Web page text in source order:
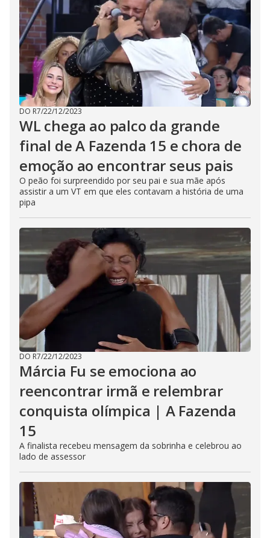
DO R7/22/12/2023
WL chega ao palco da grande
final de A Fazenda 15 e chora de
emoção ao encontrar seus pais
O peão foi surpreendido por seu pai e sua mãe após
assistir a um VT em que eles contavam a história de uma
pipa
DO R7/22/12/2023
Márcia Fu se emociona ao
reencontrar irmã e relembrar
conquista olímpica | A Fazenda
15
A finalista recebeu mensagem da sobrinha e celebrou ao
lado de assessor